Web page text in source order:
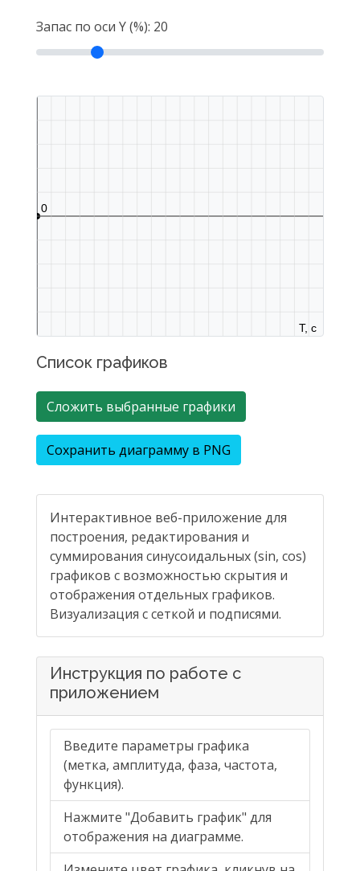
Запас по оси Y (%): 20
0
T, с
Список графиков
Сложить выбранные графики
Сохранить диаграмму в PNG
Интерактивное веб-приложение для
построения, редактирования и
суммирования синусоидальных (sin, cos)
графиков с возможностью скрытия и
отображения отдельных графиков.
Визуализация с сеткой и подписями.
Инструкция по работе с
приложением
Введите параметры графика
(метка, амплитуда, фаза, частота,
функция).
Нажмите "Добавить график" для
отображения на диаграмме.